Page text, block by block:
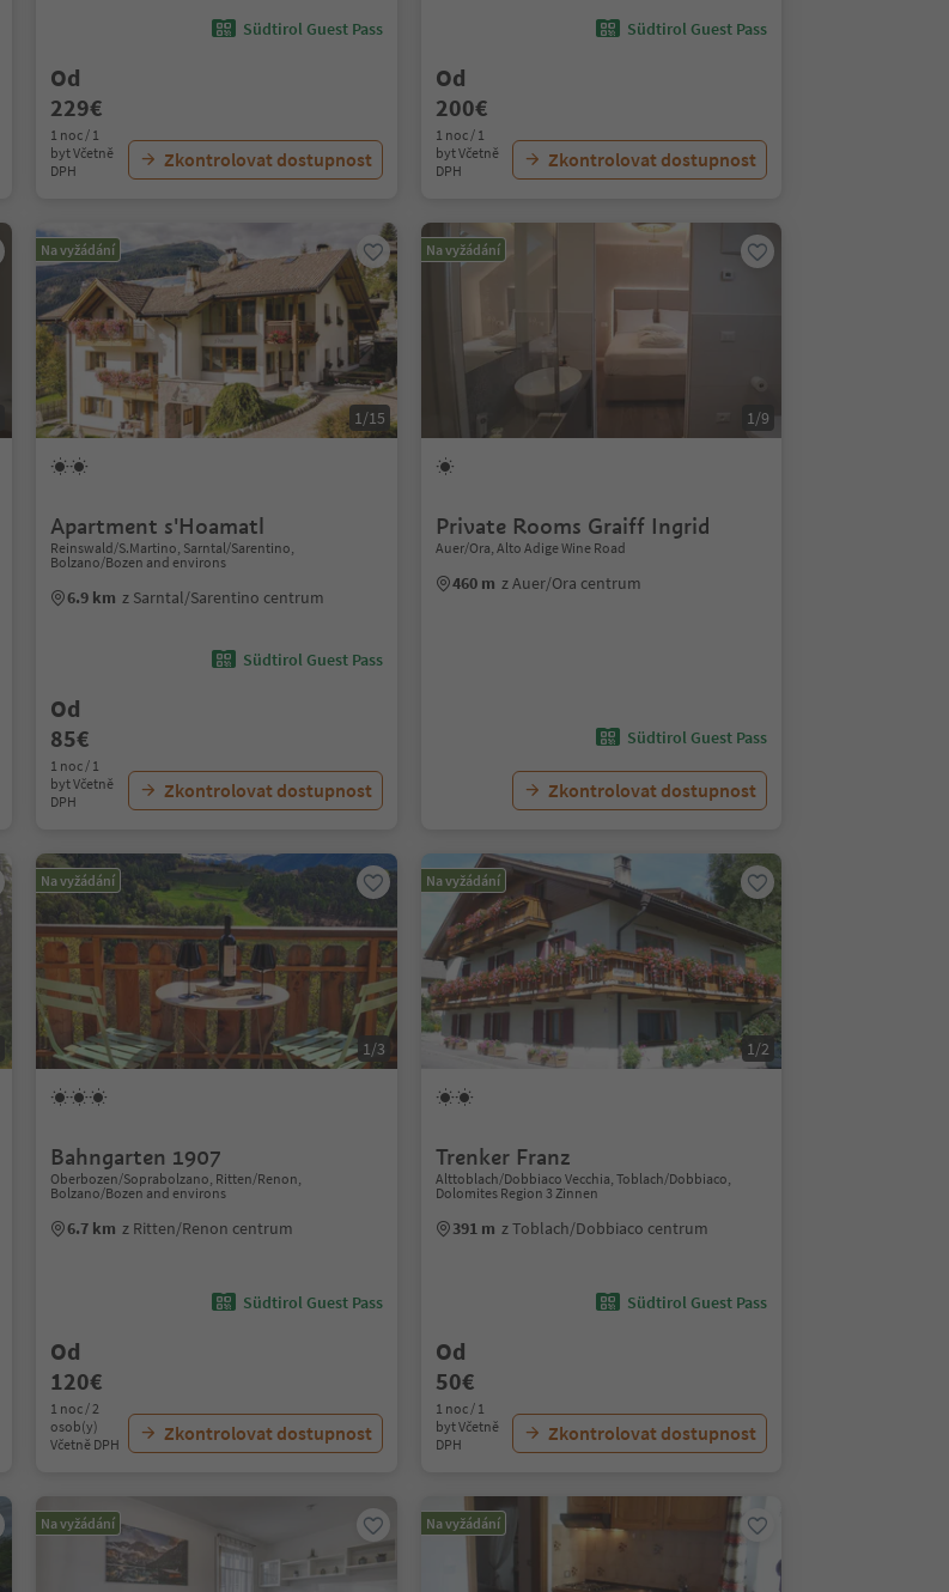
Südtirol Guest Pass
Od
229€
1 noc / 1
byt Včetně
DPH
Zkontrolovat dostupnost
Südtirol Guest Pass
Od
200€
1 noc / 1
byt Včetně
DPH
Zkontrolovat dostupnost
Na vyžádání
1/15
Apartment s'Hoamatl
Reinswald/S.Martino, Sarntal/Sarentino,
Bolzano/Bozen and environs
6.9 km z Sarntal/Sarentino centrum
Südtirol Guest Pass
Od
85€
1 noc / 1
byt Včetně
DPH
Zkontrolovat dostupnost
Na vyžádání
1/9
Private Rooms Graiff Ingrid
Auer/Ora, Alto Adige Wine Road
460 m z Auer/Ora centrum
Südtirol Guest Pass
Zkontrolovat dostupnost
Na vyžádání
1/3
Bahngarten 1907
Oberbozen/Soprabolzano, Ritten/Renon,
Bolzano/Bozen and environs
6.7 km z Ritten/Renon centrum
Südtirol Guest Pass
Od
120€
1 noc / 2
osob(y)
Včetně DPH
Zkontrolovat dostupnost
Na vyžádání
1/2
Trenker Franz
Alttoblach/Dobbiaco Vecchia, Toblach/Dobbiaco,
Dolomites Region 3 Zinnen
391 m z Toblach/Dobbiaco centrum
Südtirol Guest Pass
Od
50€
1 noc / 1
byt Včetně
DPH
Zkontrolovat dostupnost
Na vyžádání Na vyžádání